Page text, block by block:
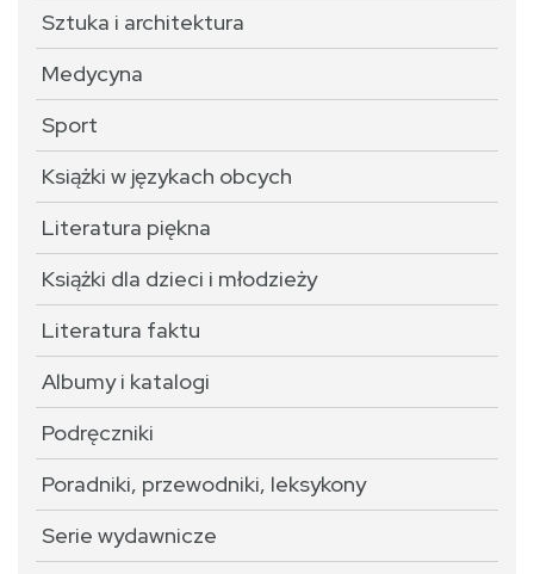
Sztuka i architektura
Medycyna
Sport
Książki w językach obcych
Literatura piękna
Książki dla dzieci i młodzieży
Literatura faktu
Albumy i katalogi
Podręczniki
Poradniki, przewodniki, leksykony
Serie wydawnicze